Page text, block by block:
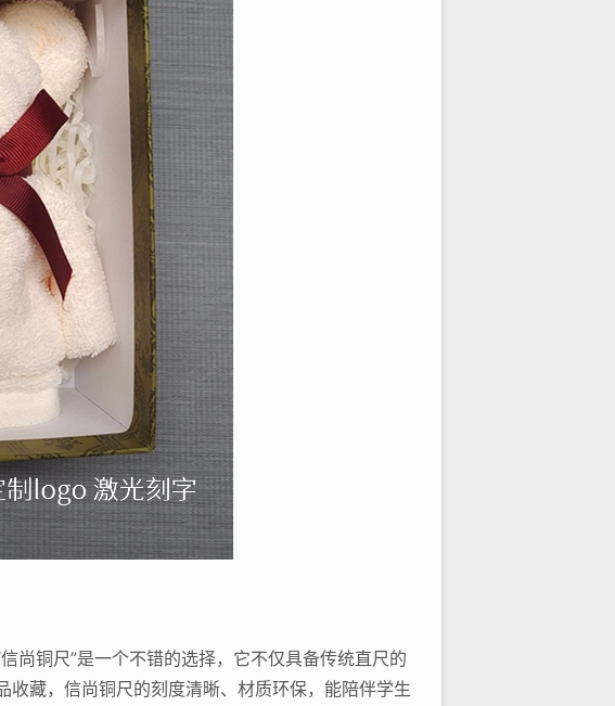
尚铜尺”是一个不错的选择，它不仅具备传统直尺的
藏，信尚铜尺的刻度清晰、材质环保，能陪伴学生